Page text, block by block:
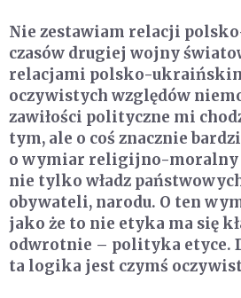
Nie zestawiam relacji
czasów drugiej wojny
relacjami polsko-
oczywistych względów
zawiłości polityczne mi
tym, ale o coś znacznie
o wymiar religijno-moralny
nie tylko władz
obywateli, narodu. O ten
jako że to nie etyka ma się
odwrotnie – polityka etyce.
ta logika jest czymś